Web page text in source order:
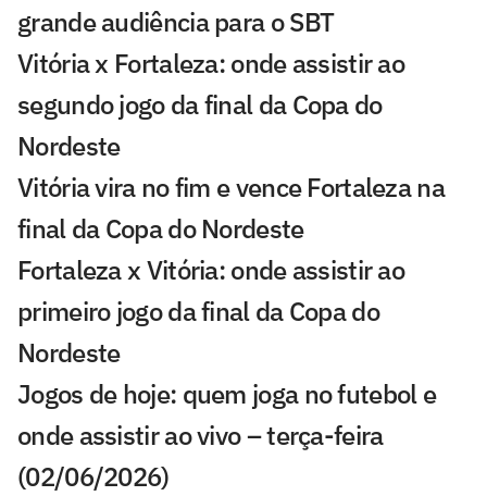
grande audiência para o SBT
Vitória x Fortaleza: onde assistir ao
segundo jogo da final da Copa do
Nordeste
Vitória vira no fim e vence Fortaleza na
final da Copa do Nordeste
Fortaleza x Vitória: onde assistir ao
primeiro jogo da final da Copa do
Nordeste
Jogos de hoje: quem joga no futebol e
onde assistir ao vivo – terça-feira
(02/06/2026)